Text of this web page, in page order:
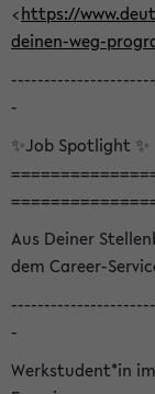
<https://
deinen-weg-
-
✨Job Spotlight ✨
Aus Deiner
dem Career-
-
Werkstudent*in